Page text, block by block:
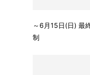
～6月15日(日)
制